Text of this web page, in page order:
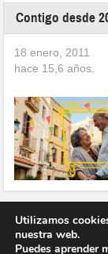
Contigo desde
18 enero, 2011
hace 15,6 años.
Utilizamos
nuestra web.
Puedes aprender